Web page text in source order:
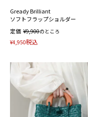
Gready Brilliant
ソフトフラップショルダー
定価 ¥9,900のところ
¥4,950税込